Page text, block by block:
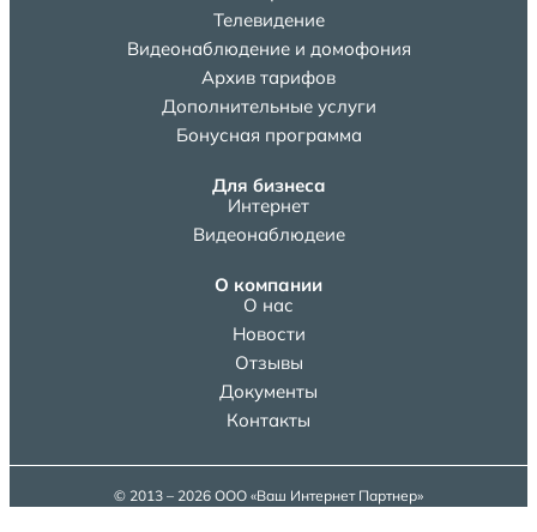
Телевидение
Видеонаблюдение и домофония
Архив тарифов
Дополнительные услуги
Бонусная программа
Для бизнеса
Интернет
Видеонаблюдеие
О компании
О нас
Новости
Отзывы
Документы
Контакты
© 2013 – 2026 ООО «Ваш Интернет Партнер»